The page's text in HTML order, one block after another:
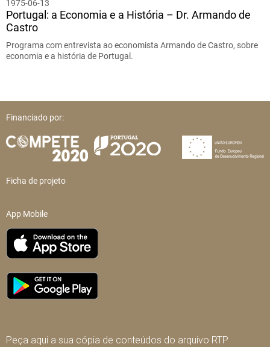
1975-06-13
Portugal: a Economia e a História – Dr. Armando de
Castro
Programa com entrevista ao economista Armando de Castro, sobre
economia e a história de Portugal.
Financiado por:
Ficha de projeto
App Mobile
Peça aqui a sua cópia de conteúdos do arquivo RTP